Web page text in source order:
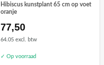
Hibiscus kunstplant 65 cm op voet
oranje
77,50
64.05 excl. btw
✓ Op voorraad